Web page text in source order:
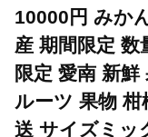
10000円 みか
産 期間限定 数
限定 愛南 新
ルーツ 果物 柑
送 サイズミッ